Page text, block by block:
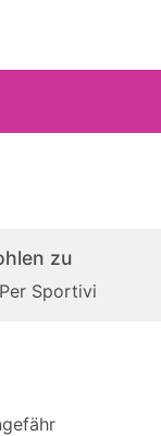
zu
Sportivi